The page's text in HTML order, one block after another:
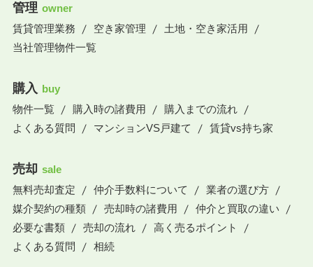
管理 owner
賃貸管理業務
空き家管理
土地・空き家活用
当社管理物件一覧
購入 buy
物件一覧
購入時の諸費用
購入までの流れ
よくある質問
マンションVS戸建て 賃貸vs持ち家
売却 sale
無料売却査定
仲介手数料について
業者の選び方
媒介契約の種類
売却時の諸費用
仲介と買取の違い
必要な書類
売却の流れ
高く売るポイント
よくある質問
相続